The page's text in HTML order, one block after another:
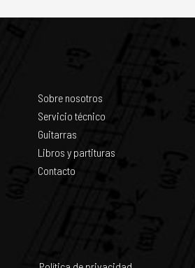
Sobre nosotros
Servicio técnico
Guitarras
Libros y partituras
Contacto